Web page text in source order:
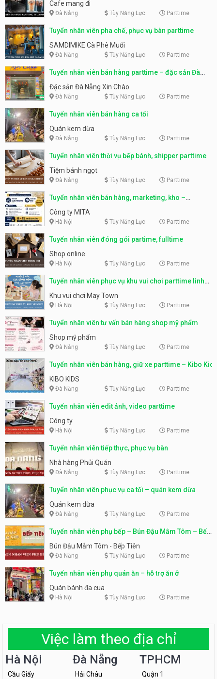
Cafe mang đi
Đà Nẵng Tùy Năng Lực Parttime
Tuyển nhân viên pha chế, phục vụ bàn parttime
SAMDIMIKE Cà Phê Muối
Đà Nẵng Tùy Năng Lực Parttime
Tuyển nhân viên bán hàng parttime – đặc sản Đà
Nẵng
Đặc sản Đà Nẵng Xin Chào
Đà Nẵng Tùy Năng Lực Parttime
Tuyển nhân viên bán hàng ca tối
Quán kem dừa
Đà Nẵng Tùy Năng Lực Parttime
Tuyển nhân viên thời vụ bếp bánh, shipper parttime
Tiệm bánh ngọt
Đà Nẵng Tùy Năng Lực Parttime
Tuyển nhân viên bán hàng, marketing, kho –
parttime, fulltime
Công ty MITA
Hà Nội Tùy Năng Lực Parttime
Tuyển nhân viên đóng gói partime, fulltime
Shop online
Hà Nội Tùy Năng Lực Parttime
Tuyển nhân viên phục vụ khu vui chơi parttime linh
động
Khu vui chơi May Town
Hà Nội Tùy Năng Lực Parttime
Tuyển nhân viên tư vấn bán hàng shop mỹ phẩm
Shop mỹ phẩm
Đà Nẵng Tùy Năng Lực Parttime
Tuyển nhân viên bán hàng, giữ xe parttime – Kibo Kid
KIBO KIDS
Đà Nẵng Tùy Năng Lực Parttime
Tuyển nhân viên edit ảnh, video parttime
Công ty
Hà Nội Tùy Năng Lực Parttime
Tuyển nhân viên tiếp thực, phục vụ bàn
Nhà hàng Phủi Quán
Đà Nẵng Tùy Năng Lực Parttime
Tuyển nhân viên phục vụ ca tối – quán kem dừa
Quán kem dừa
Đà Nẵng Tùy Năng Lực Parttime
Tuyển nhân viên phụ bếp – Bún Đậu Mắm Tôm – Bếp
Tiên
Bún Đậu Mắm Tôm - Bếp Tiên
Đà Nẵng Tùy Năng Lực Parttime
Tuyển nhân viên phụ quán ăn – hỗ trợ ăn ở
Quán bánh đa cua
Hà Nội Tùy Năng Lực Parttime
Việc làm theo địa chỉ
Hà Nội
Cầu Giấy
Đà Nẵng
Hải Châu
TPHCM
Quận 1